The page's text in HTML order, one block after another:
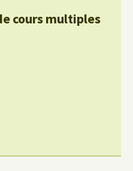
cours multiples